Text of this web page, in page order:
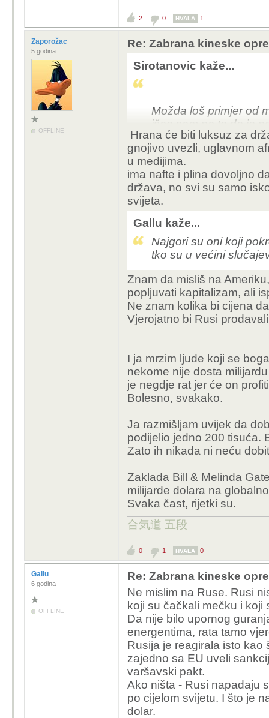
2 0 HVALA 1
Zaporožac
5 godina
OFFLINE
Re: Zabrana kineske
Sirotanovic kaže...
Možda loš primjer od
išao sam na to da je
cijene sirovina plina i
koji imaju sirovine
sijati i plaćati skupo
luksuz ako se ovako
Hrana će biti luksuz za
gnojivo uvezli, uglavnom
u medijima.
ima nafte i plina dovoljno
država, no svi su samo
svijeta.
Gallu kaže...
Najgori su oni koji
tko su u većini
Znam da misliš na
popljuvati kapitalizam, ali
Ne znam kolika bi cijena
Vjerojatno bi Rusi
I ja mrzim ljude koji se
nekome nije dosta
je negdje rat jer će on
Bolesno, svakako.
Ja razmišljam uvijek da
podijelio jedno 200 tisuća.
Zato ih nikada ni neću
Zaklada Bill & Melinda
milijarde dolara na
Svaka čast, rijetki su.
合気道 五段
0 1 HVALA 0
Gallu
6 godina
OFFLINE
Re: Zabrana kineske
Ne mislim na Ruse. Rusi
koji su čačkali mečku i koji
Da nije bilo upornog
energentima, rata tamo
Rusija je reagirala isto kao
zajedno sa EU uveli
varšavski pakt.
Ako ništa - Rusi napadaju
po cijelom svijetu. I što je
dolar.